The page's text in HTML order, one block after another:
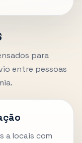
para
entre pessoas
a locais com